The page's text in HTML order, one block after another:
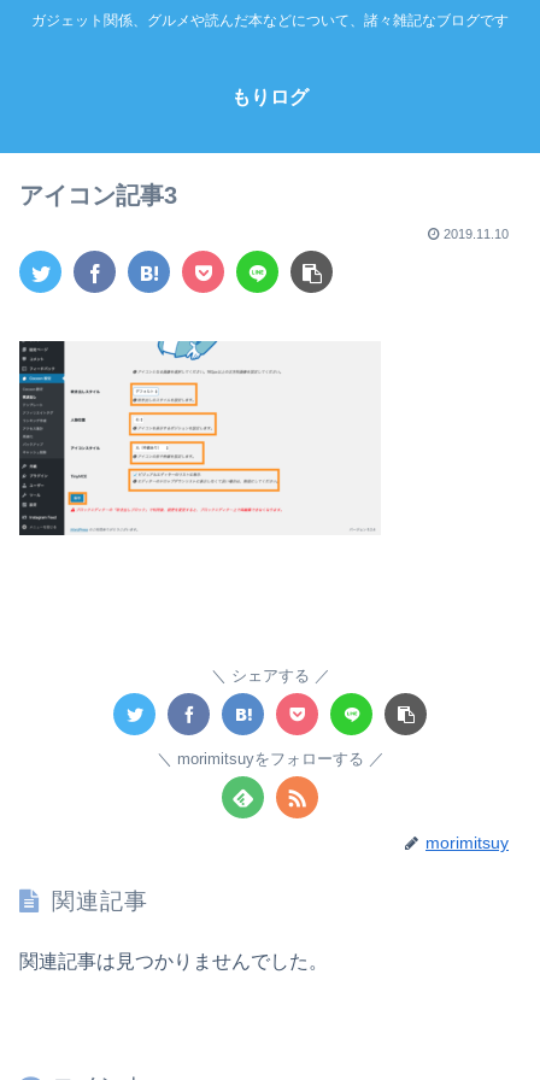
ガジェット関係、グルメや読んだ本などについて、諸々雑記なブログです
もりログ
アイコン記事3
2019.11.10
シェアする
morimitsuyをフォローする
morimitsuy
関連記事
関連記事は見つかりませんでした。